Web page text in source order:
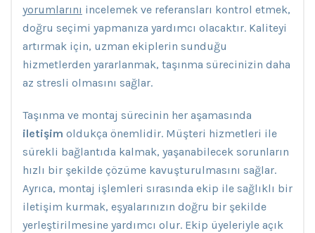
yorumlarını incelemek ve referansları kontrol etmek,
doğru seçimi yapmanıza yardımcı olacaktır. Kaliteyi
artırmak için, uzman ekiplerin sunduğu
hizmetlerden yararlanmak, taşınma sürecinizin daha
az stresli olmasını sağlar.
Taşınma ve montaj sürecinin her aşamasında
iletişim oldukça önemlidir. Müşteri hizmetleri ile
sürekli bağlantıda kalmak, yaşanabilecek sorunların
hızlı bir şekilde çözüme kavuşturulmasını sağlar.
Ayrıca, montaj işlemleri sırasında ekip ile sağlıklı bir
iletişim kurmak, eşyalarınızın doğru bir şekilde
yerleştirilmesine yardımcı olur. Ekip üyeleriyle açık